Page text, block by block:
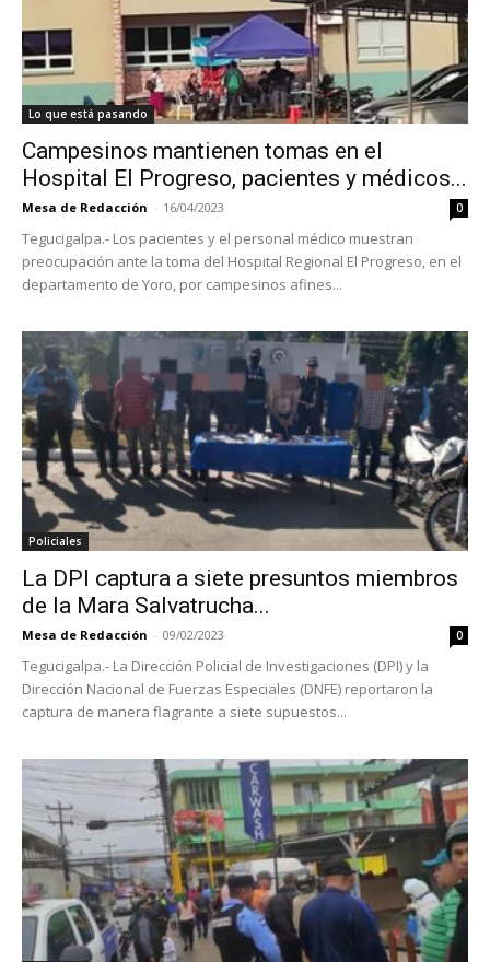
Lo que está pasando
Campesinos mantienen tomas en el
Hospital El Progreso, pacientes y médicos...
Mesa de Redacción - 16/04/2023 0
Tegucigalpa.- Los pacientes y el personal médico muestran
preocupación ante la toma del Hospital Regional El Progreso, en el
departamento de Yoro, por campesinos afines...
Policiales
La DPI captura a siete presuntos miembros
de la Mara Salvatrucha...
Mesa de Redacción - 09/02/2023 0
Tegucigalpa.- La Dirección Policial de Investigaciones (DPI) y la
Dirección Nacional de Fuerzas Especiales (DNFE) reportaron la
captura de manera flagrante a siete supuestos...